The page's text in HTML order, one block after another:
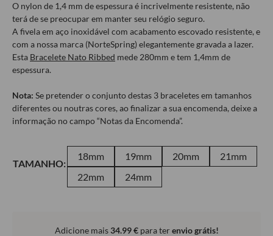
O nylon de 1,4 mm de espessura é incrivelmente resistente, não
terá de se preocupar em manter seu relógio seguro.
A fivela em aço inoxidável com acabamento escovado resistente, e
com a nossa marca (NorteSpring) elegantemente gravada a lazer.
Esta Bracelete Nato Ribbed mede 280mm e tem 1,4mm de
espessura.
Nota: Se pretender o conjunto destas 3 braceletes em tamanhos
diferentes ou noutras cores, ao finalizar a sua encomenda, deixe a
informação no campo “Notas da Encomenda”.
TAMANHO:
18mm 19mm 20mm
21mm
22mm
24mm
Adicione mais 34.99€para terenvio grátis!